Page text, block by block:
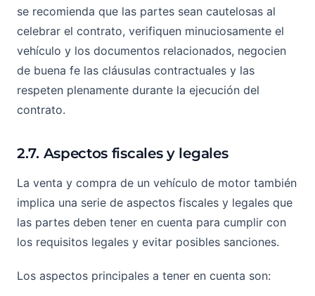
se recomienda que las partes sean cautelosas al
celebrar el contrato, verifiquen minuciosamente el
vehículo y los documentos relacionados, negocien
de buena fe las cláusulas contractuales y las
respeten plenamente durante la ejecución del
contrato.
2.7. Aspectos fiscales y legales
La venta y compra de un vehículo de motor también
implica una serie de aspectos fiscales y legales que
las partes deben tener en cuenta para cumplir con
los requisitos legales y evitar posibles sanciones.
Los aspectos principales a tener en cuenta son: